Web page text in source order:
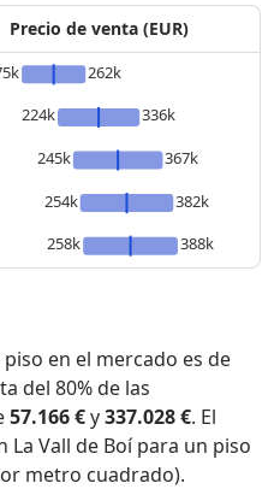
Precio de venta (EUR)
262k
224k
336k
245k
367k
254k
382k
258k
388k
en el mercado es de
del 80% de las
57.166 €y337.028 €. El
Vall de Boí para un piso
metro cuadrado).